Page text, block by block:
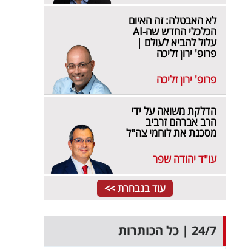
לא האבטלה: זה האיום
הכלכלי החדש שה-AI
עלול להביא לעולם |
פרופ' ירון זליכה
פרופ' ירון זליכה
הדלקת משואה על ידי
הרב אברהם זרביב
מסכנת את לוחמי צה"ל
עו"ד יהודה שפר
עוד בנבחרת >>
24/7 | כל הכותרות